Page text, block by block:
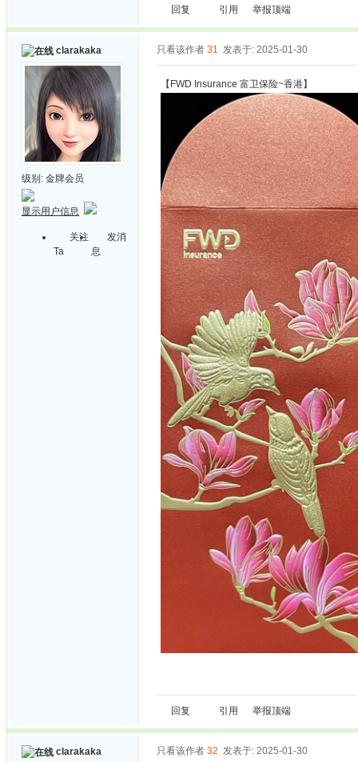
回复 引用 举报顶端
clarakaka
级别: 金牌会员
显示用户信息
关注
Ta
发消
息
只看该作者 31 发表于: 2025-01-30
【FWD Insurance 富卫保险~香港】
回复 引用 举报顶端
clarakaka 只看该作者 32 发表于: 2025-01-30